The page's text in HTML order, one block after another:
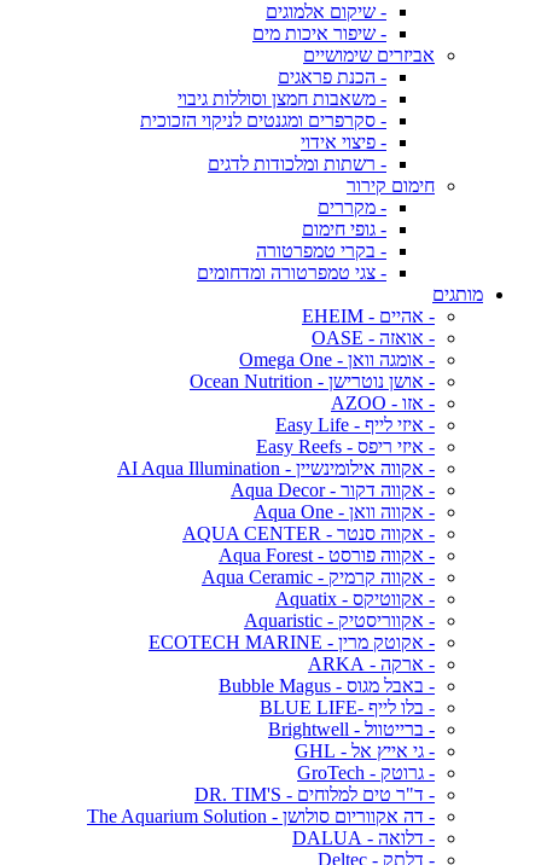
- שיקום אלמוגים
- שיפור איכות מים
אביזרים שימושיים
- הכנת פראגים
- משאבות חמצן וסוללות גיבוי
- סקרפרים ומגנטים לניקוי הזכוכית
- פיצוי אידוי
- רשתות ומלכודות לדגים
חימום קירור
- מקררים
- גופי חימום
- בקרי טמפרטורה
- צגי טמפרטורה ומדחומים
מותגים
- אהיים - EHEIM
- אואזה - OASE
- אומגה וואן - Omega One
- אושן נוטרישן - Ocean Nutrition
- אזו - AZOO
- איזי לייף - Easy Life
- איזי ריפס - Easy Reefs
- אקווה אילומינשיין - AI Aqua Illumination
- אקווה דקור - Aqua Decor
- אקווה וואן - Aqua One
- אקווה סנטר - AQUA CENTER
- אקווה פורסט - Aqua Forest
- אקווה קרמיק - Aqua Ceramic
- אקווטיקס - Aquatix
- אקווריסטיק - Aquaristic
- אקוטק מרין - ECOTECH MARINE
- ארקה - ARKA
- באבל מגוס - Bubble Magus
- בלו לייף -BLUE LIFE
- ברייטוול - Brightwell
- גי אייץ אל - GHL
- גרוטק - GroTech
- ד"ר טים למלוחים - DR. TIM'S
- דה אקווריום סולושן - The Aquarium Solution
- דלואה - DALUA
- דלתק - Deltec